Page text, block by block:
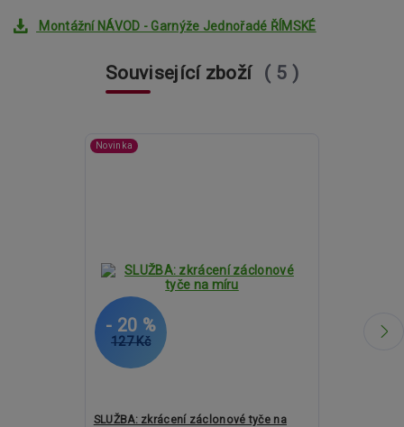
Montážní NÁVOD - Garnýže Jednořadé ŘÍMSKÉ
Související zboží 5
Novinka
127 Kč
- 20 %
SLUŽBA: zkrácení záclonové tyče na
1 252 Kč
- 12 %